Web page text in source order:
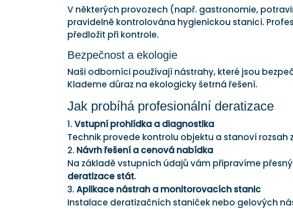
V některých provozech (např. gastronomie,
pravidelně kontrolována hygienickou stanicí.
předložit při kontrole.
Bezpečnost a ekologie
Naši odborníci používají nástrahy, které jsou
Klademe důraz na ekologicky šetrná řešení.
Jak probíhá profesionální deratizace
Vstupní prohlídka a diagnostika
Technik provede kontrolu objektu a stanoví rozsah
Návrh řešení a cenová nabídka
Na základě vstupních údajů vám připravíme
deratizace stát.
Aplikace nástrah a monitorovacích stanic
Instalace deratizačních staniček nebo gelových